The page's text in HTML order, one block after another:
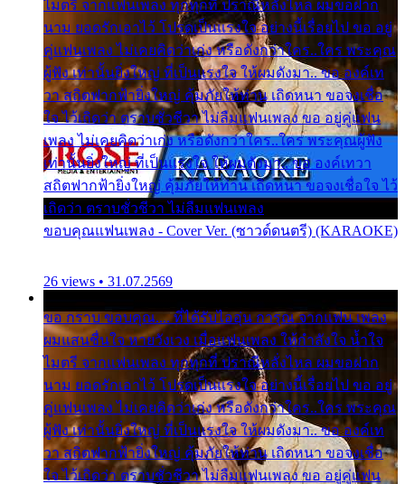
ไมตรี จากแฟนเพลง ทุกทุกที่ ปราณีหลั่งไหล ผมขอฝาก
นาม ยอดรักเอาไว้ โปรดเป็นแรงใจ อย่างนี้เรื่อยไป ขอ อยู่
คู่แฟนเพลง ไม่เคยคิดว่าเก่ง หรือดังกว่าใคร..ใคร พระคุณ
ผู้ฟัง เท่านั้นยิ่งใหญ่ ที่เป็นแรงใจ ให้ผมดังมา.. ขอ องค์เท
วา สถิตฟากฟ้ายิ่งใหญ่ คุ้มภัยให้ท่าน เถิดหนา ขอจงเชื่อ
ใจ ไว้เถิดว่า ตราบชั่วชีวา ไม่ลืมแฟนเพลง ขอ อยู่คู่แฟน
เพลง ไม่เคยคิดว่าเก่ง หรือดังกว่าใคร..ใคร พระคุณผู้ฟัง
เท่านั้นยิ่งใหญ่ ที่เป็นแรงใจ ให้ผมดังมา.. ขอ องค์เทวา
สถิตฟากฟ้ายิ่งใหญ่ คุ้มภัยให้ท่าน เถิดหนา ขอจงเชื่อใจ ไว้
เถิดว่า ตราบชั่วชีวา ไม่ลืมแฟนเพลง
ขอบคุณแฟนเพลง - Cover Ver. (ซาวด์ดนตรี) (KARAOKE)
26 views • 31.07.2569
ขอ กราบ ขอบคุณ.... ที่ได้รับไออุ่น การุณ จากแฟน เพลง
ผมแสนชื่นใจ หายวังเวง เมื่อแฟนเพลง ให้กำลังใจ น้ำใจ
ไมตรี จากแฟนเพลง ทุกทุกที่ ปราณีหลั่งไหล ผมขอฝาก
นาม ยอดรักเอาไว้ โปรดเป็นแรงใจ อย่างนี้เรื่อยไป ขอ อยู่
คู่แฟนเพลง ไม่เคยคิดว่าเก่ง หรือดังกว่าใคร..ใคร พระคุณ
ผู้ฟัง เท่านั้นยิ่งใหญ่ ที่เป็นแรงใจ ให้ผมดังมา.. ขอ องค์เท
วา สถิตฟากฟ้ายิ่งใหญ่ คุ้มภัยให้ท่าน เถิดหนา ขอจงเชื่อ
ใจ ไว้เถิดว่า ตราบชั่วชีวา ไม่ลืมแฟนเพลง ขอ อยู่คู่แฟน